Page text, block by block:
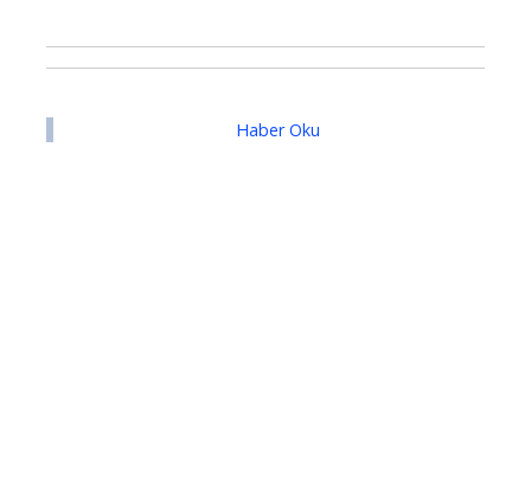
Haber Oku